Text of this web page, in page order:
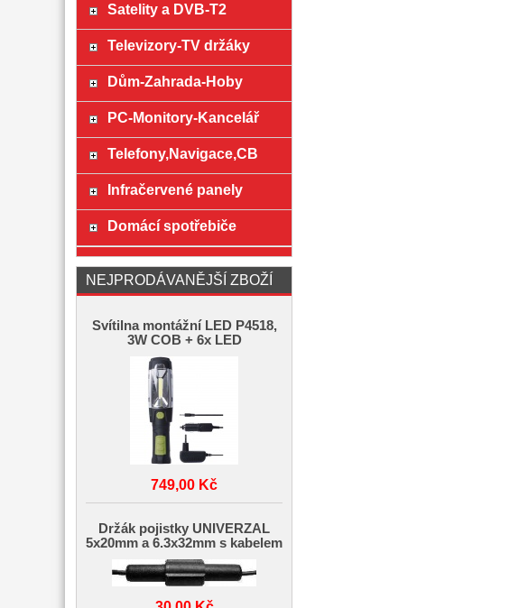
Satelity a DVB-T2
Televizory-TV držáky
Dům-Zahrada-Hoby
PC-Monitory-Kancelář
Telefony,Navigace,CB
Infračervené panely
Domácí spotřebiče
NEJPRODÁVANĚJŠÍ ZBOŽÍ
Svítilna montážní LED P4518,
3W COB + 6x LED
749,00 Kč
Držák pojistky UNIVERZAL
5x20mm a 6.3x32mm s kabelem